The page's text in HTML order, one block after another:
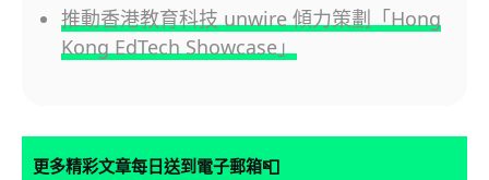
推動香港教育科技 unwire 傾力策劃「Hong
Kong EdTech Showcase」
更多精彩文章每日送到電子郵箱📮